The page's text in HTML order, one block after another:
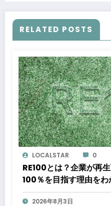
RELATED POSTS
LOCALSTAR 0
RE100とは？企業が再
100％を目指す理由を
2026年8月3日